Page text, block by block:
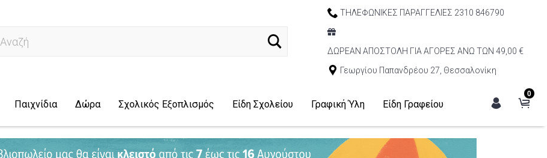
Αναζήτηση...
ΤΗΛΕΦΩΝΙΚΕΣ ΠΑΡΑΓΓΕΛΙΕΣ 2310 846790
ΔΩΡΕΑΝ ΑΠΟΣΤΟΛΗ ΓΙΑ ΑΓΟΡΕΣ ΑΝΩ ΤΩΝ 49,00 €
Γεωργίου Παπανδρέου 27, Θεσσαλονίκη
0
Παιχνίδια Δώρα Σχολικός Εξοπλισμός Είδη Σχολείου Γραφική Ύλη Είδη Γραφείου